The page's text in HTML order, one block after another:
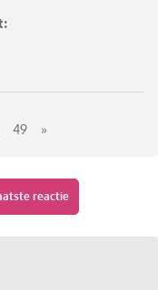
49 »
reactie